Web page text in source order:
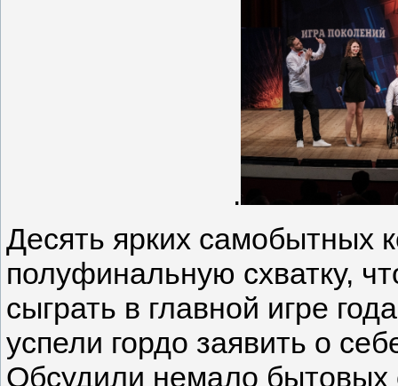
.
Десять ярких самобытных
полуфинальную схватку,
сыграть в главной игре
успели гордо заявить о
Обсудили немало бытовых